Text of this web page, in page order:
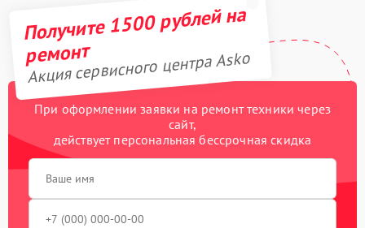
Получите 1500 рублей на
ремонт
Акция сервисного центра Asko
При оформлении заявки на ремонт техники через
сайт,
действует персональная бессрочная скидка